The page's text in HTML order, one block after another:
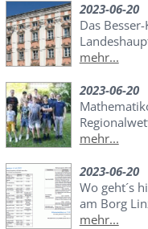
2023-06-20
Das
mehr...
2023-06-20
mehr...
2023-06-20
Wo geht´s
am Borg
mehr...